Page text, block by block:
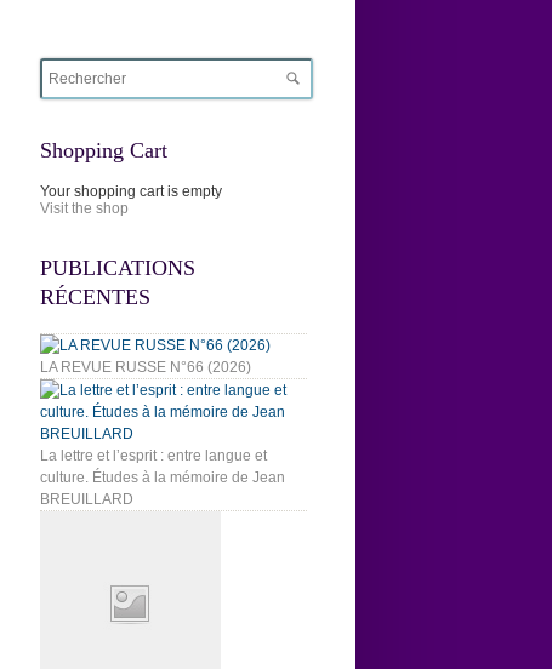
Shopping Cart
Your shopping cart is empty
Visit the shop
PUBLICATIONS
RÉCENTES
LA REVUE RUSSE N°66 (2026)
La lettre et l’esprit : entre langue et
culture. Études à la mémoire de Jean
BREUILLARD